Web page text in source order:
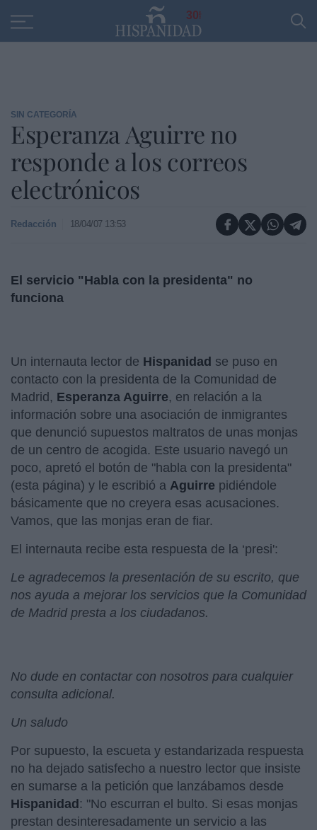
30
SIN CATEGORÍA
Esperanza Aguirre no
responde a los correos
electrónicos
Redacción 18/04/07 13:53
El servicio "Habla con la presidenta" no
funciona
Un internauta lector de Hispanidad se puso en
contacto con la presidenta de la Comunidad de
Madrid, Esperanza Aguirre, en relación a la
información sobre una asociación de inmigrantes
que denunció supuestos maltratos de unas monjas
de un centro de acogida. Este usuario navegó un
poco, apretó el botón de "habla con la presidenta"
(esta página) y le escribió a Aguirre pidiéndole
básicamente que no creyera esas acusaciones.
Vamos, que las monjas eran de fiar.
El internauta recibe esta respuesta de la ‘presi':
Le agradecemos la presentación de su escrito, que
nos ayuda a mejorar los servicios que la Comunidad
de Madrid presta a los ciudadanos.
No dude en contactar con nosotros para cualquier
consulta adicional.
Un saludo
Por supuesto, la escueta y estandarizada respuesta
no ha dejado satisfecho a nuestro lector que insiste
en sumarse a la petición que lanzábamos desde
Hispanidad : "No escurran el bulto. Si esas monjas
prestan desinteresadamente un servicio a las